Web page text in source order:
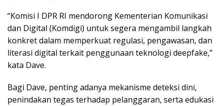
“Komisi I DPR RI mendorong Kementerian Komunikasi
dan Digital (Komdigi) untuk segera mengambil langkah
konkret dalam memperkuat regulasi, pengawasan, dan
literasi digital terkait penggunaan teknologi deepfake,”
kata Dave.
Bagi Dave, penting adanya mekanisme deteksi dini,
penindakan tegas terhadap pelanggaran, serta edukasi